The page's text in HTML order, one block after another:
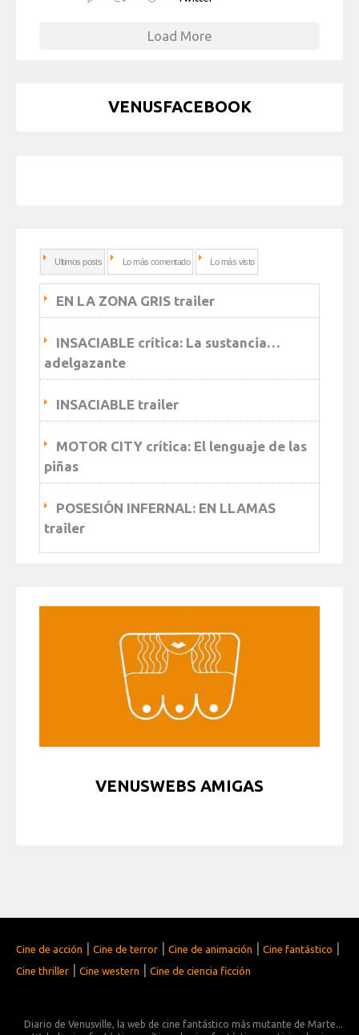
Load More
VENUSFACEBOOK
Ultimos posts Lo más comentado Lo más visto
EN LA ZONA GRIS trailer
INSACIABLE crítica: La sustancia…
adelgazante
INSACIABLE trailer
MOTOR CITY crítica: El lenguaje de las
piñas
POSESIÓN INFERNAL: EN LLAMAS
trailer
VENUSWEBS AMIGAS
Cine de acción | Cine de terror | Cine de animación | Cine fantástico |
Cine thriller | Cine western | Cine de ciencia ficción
Diario de Venusville, la web de cine fantástico más mutante de Marte...